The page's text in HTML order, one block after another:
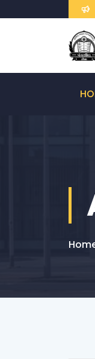
Open for